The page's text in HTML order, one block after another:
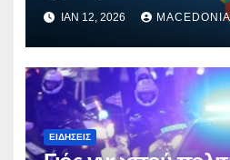
ΙΑΝ 12, 2026
ΕΙΔΉΣΕΙΣ